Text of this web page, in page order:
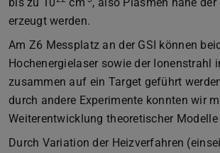
erzeugt werden.
Am Z6 Messplatz an der GSI können
Hochenergielaser sowie der Ionenstrahl
zusammen auf ein Target geführt
durch andere Experimente konnten wir
Weiterentwicklung theoretischer
Durch Variation der Heizverfahren